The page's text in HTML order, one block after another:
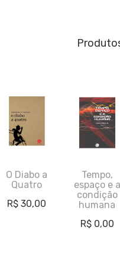
O Diabo a
Quatro
R$30,00
Tempo,
espaço e a
condição
humana
R$0,00